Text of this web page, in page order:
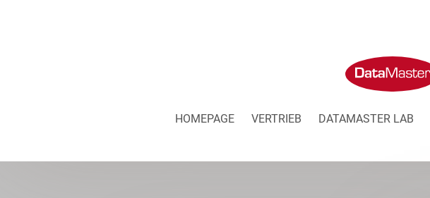
HOMEPAGE VERTRIEB DATAMASTER LAB